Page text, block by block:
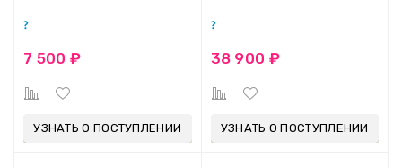
7 500 ₽
УЗНАТЬ О ПОСТУПЛЕНИИ
38 900 ₽
УЗНАТЬ О ПОСТУПЛЕНИИ